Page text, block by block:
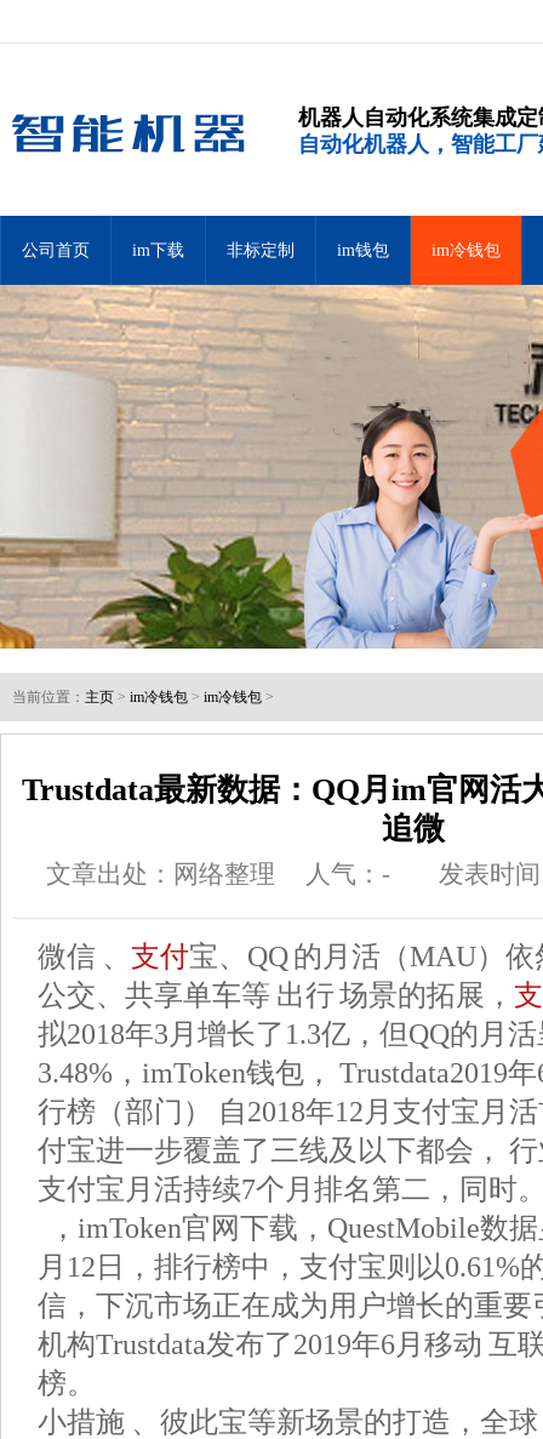
机器人自动化系统集成
自动化机器人，智能工
公司首页 im下载 非标定制 im钱包 im冷钱包
当前位置： 主页 > im冷钱包 > im冷钱包 >
Trustdata最新数据：QQ月im官网活
追微
文章出处：网络整理 人气： - 发表时
微信 、 支付宝、QQ 的月活（MAU）
公交、共享单车等 出行 场景的拓展，
拟2018年3月增长了1.3亿，但QQ的月
3.48%，imToken钱包， Trustdata2019
行榜（部门） 自2018年12月支付宝月
付宝进一步覆盖了三线及以下都会，
支付宝月活持续7个月排名第二，同时
，imToken官网下载，QuestMobile数
月12日，排行榜中，支付宝则以0.61%
信，下沉市场正在成为用户增长的重要
机构Trustdata发布了2019年6月移动 互
榜。
小措施 、彼此宝等新场景的打造，全